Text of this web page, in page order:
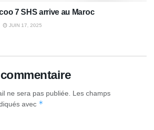
7 SHS arrive au Maroc
JUIN 17, 2025
ne sera pas publiée. Les champs
avec *